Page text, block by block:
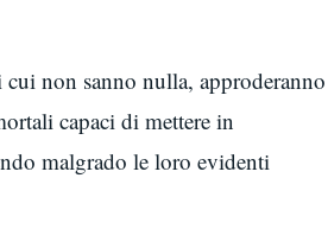
non sanno nulla, approderanno
capaci di mettere in
malgrado le loro evidenti